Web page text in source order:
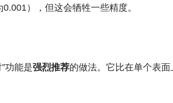
），但这会牺牲一些精度。
功能是强烈推荐的做法。它比在单个表